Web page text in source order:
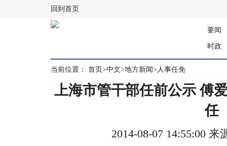
回到首页
要闻
时政
当前位置： 首页>中文>地方新闻> 人事任免
上海市管干部任前公示 傅
任
2014-08-07 14:55:00